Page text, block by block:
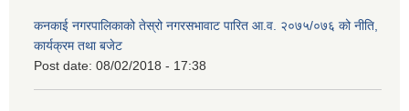
कनकाई नगरपालिकाको तेस्रो नगरसभावाट पारित आ.व. २०७५/०७६ को नीति,
कार्यक्रम तथा बजेट
Post date: 08/02/2018 - 17:38